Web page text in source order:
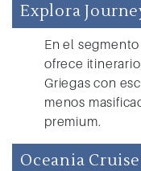
Explora
En el
ofrece
Griegas con
menos
premium.
Oceania